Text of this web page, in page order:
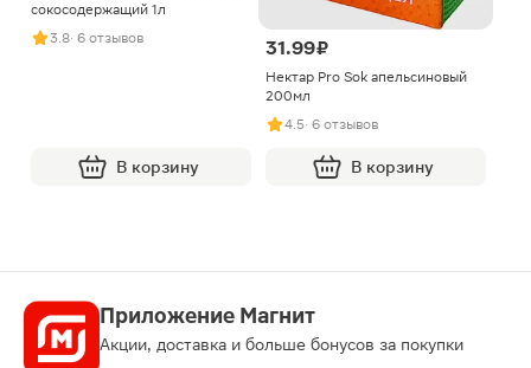
сокосодержащий 1л
3.8· 6 отзывов
В корзину
31.99 ₽
Нектар Pro Sok апельсиновый
200мл
4.5· 6 отзывов
В корзину
Приложение Магнит
Акции, доставка и больше бонусов за покупки